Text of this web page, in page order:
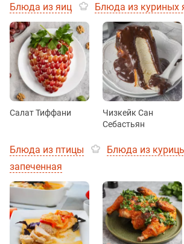
Блюда из яиц Блюда из куриных
Салат Тиффани
Чизкейк Сан
Себастьян
Блюда из птицы Блюда из
запеченная